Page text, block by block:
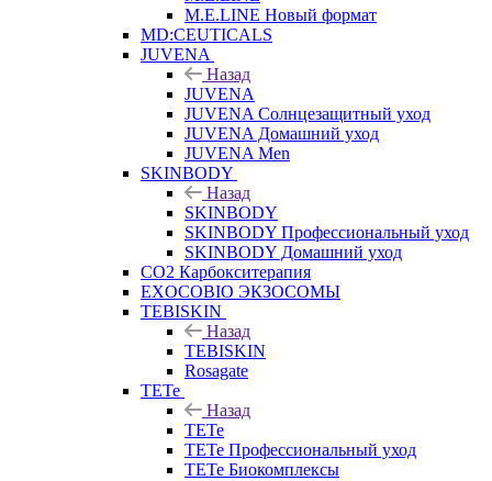
M.E.LINE Новый формат
MD:CEUTICALS
JUVENA
Назад
JUVENA
JUVENA Солнцезащитный уход
JUVENA Домашний уход
JUVENA Men
SKINBODY
Назад
SKINBODY
SKINBODY Профессиональный уход
SKINBODY Домашний уход
CO2 Карбокситерапия
EXOCOBIO ЭКЗОСОМЫ
TEBISKIN
Назад
TEBISKIN
Rosagate
TETe
Назад
TETe
TETe Профессиональный уход
TETe Биокомплексы